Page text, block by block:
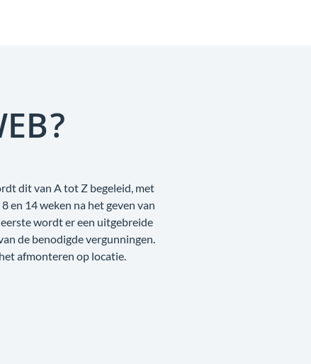
dit van A tot Z begeleid, met
en 14 weken na het geven van
wordt er een uitgebreide
de benodigde vergunningen.
afmonteren op locatie.